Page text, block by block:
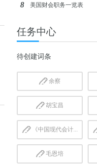
8 美国财会职务一览表
任务中心
待创建词条
余察
胡宝昌
《中国现代会计...
毛恩培